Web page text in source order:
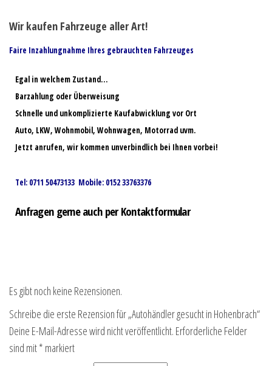
Wir kaufen Fahrzeuge aller Art!
Faire Inzahlungnahme Ihres gebrauchten Fahrzeuges
Egal in welchem Zustand…
Barzahlung oder Überweisung
Schnelle und unkomplizierte Kaufabwicklung vor Ort
Auto, LKW, Wohnmobil, Wohnwagen, Motorrad uvm.
Jetzt anrufen, wir kommen unverbindlich bei Ihnen vorbei!
Tel: 0711 50473133 Mobile: 0152 33763376
Anfragen gerne auch per Kontaktformular
Es gibt noch keine Rezensionen.
Schreibe die erste Rezension für „Autohändler gesucht in Hohenbrach“
Deine E-Mail-Adresse wird nicht veröffentlicht. Erforderliche Felder
sind mit* markiert